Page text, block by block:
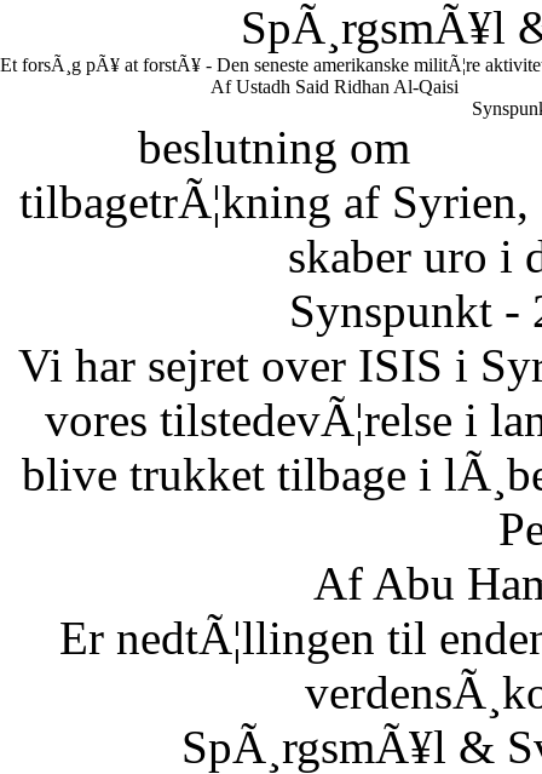
SpÃ¸rgsmÃ¥l
Et forsÃ¸g pÃ¥ at forstÃ¥ - Den seneste amerikanske militÃ¦re
Af Ustadh Said Ridhan Al-Qaisi
beslutning om
tilbagetrÃ¦kning af Syrien,
skaber uro i
Synspunkt -
Vi har sejret over ISIS i
vores tilstedevÃ¦relse i
blive trukket tilbage i
Af Abu
Er nedtÃ¦llingen til
SpÃ¸rgsmÃ¥l &